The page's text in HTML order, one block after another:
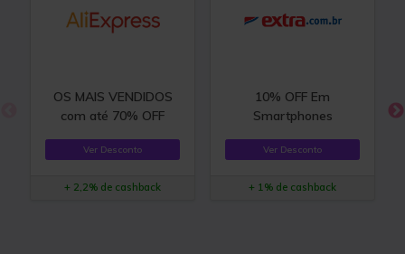
OS MAIS VENDIDOS
com até 70% OFF
Ver Desconto
+ 2,2% de cashback
10% OFF Em
Smartphones
Ver Desconto
+ 1% de cashback